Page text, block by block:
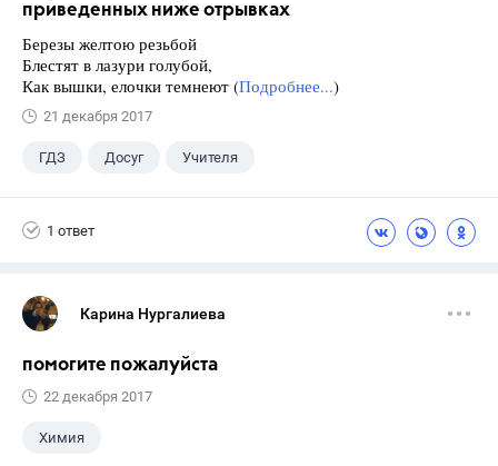
приведенных ниже отрывках
Березы желтою резьбой
Блестят в лазури голубой,
Как вышки, елочки темнеют (Подробнее...)
21 декабря 2017
ГДЗ Досуг Учителя
1 ответ
Карина Нургалиева
помогите пожалуйста
22 декабря 2017
Химия